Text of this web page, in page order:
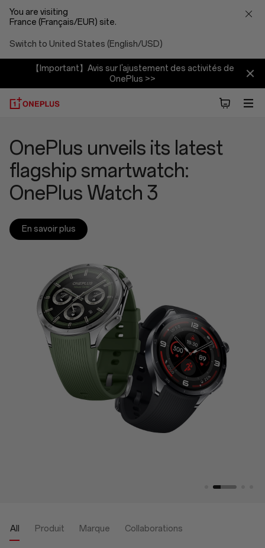
You are visiting
France (Français/EUR) site.
Switch to United States (English/USD)
【Important】Avis sur l'ajustement des activités de
OnePlus >>
OnePlus
News
Make the Moment: The
2025 OnePlus Photography
Awards Calling for Creativity
Worldwide
OnePlus sizzles at Milan
Summer Launch Event with
four new products
En savoir plus
OnePlus Launches New
Flagship Series: OnePlus 13
and OnePlus 13R
En savoir plus
OnePlus unveils its latest
flagship smartwatch:
OnePlus Watch 3
En savoir plus
All Produit Marque Collaborations